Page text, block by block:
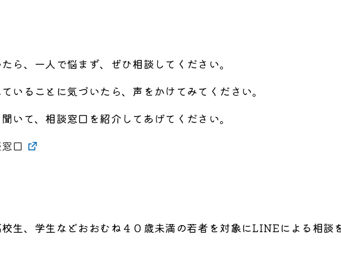
ら、一人で悩まず、ぜひ相談してください。
いることに気づいたら、声をかけてみてください。
いて、相談窓口を紹介してあげてください。
口
生、学生などおおむね４０歳未満の若者を対象にLINEによる相談